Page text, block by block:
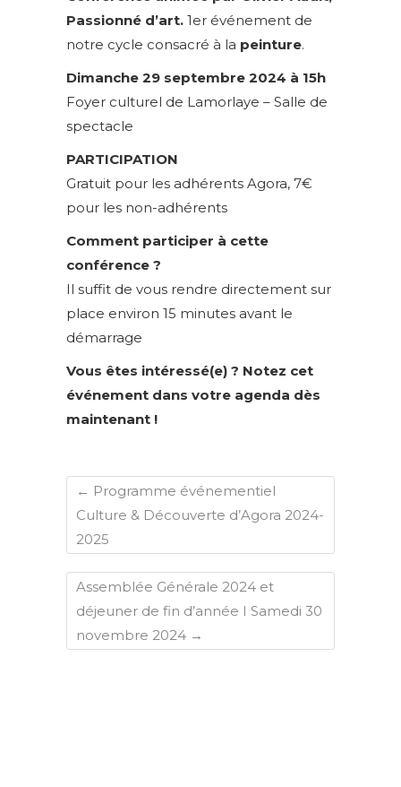
Passionné d’art. 1er événement de
notre cycle consacré à la peinture.
Dimanche 29 septembre 2024 à 15h
Foyer culturel de Lamorlaye – Salle de
spectacle
PARTICIPATION
Gratuit pour les adhérents Agora, 7€
pour les non-adhérents
Comment participer à cette
conférence ?
Il suffit de vous rendre directement sur
place environ 15 minutes avant le
démarrage
Vous êtes intéressé(e) ? Notez cet
événement dans votre agenda dès
maintenant !
← Programme événementiel
Culture & Découverte d’Agora 2024-
2025
Assemblée Générale 2024 et
déjeuner de fin d’année I Samedi 30
novembre 2024 →